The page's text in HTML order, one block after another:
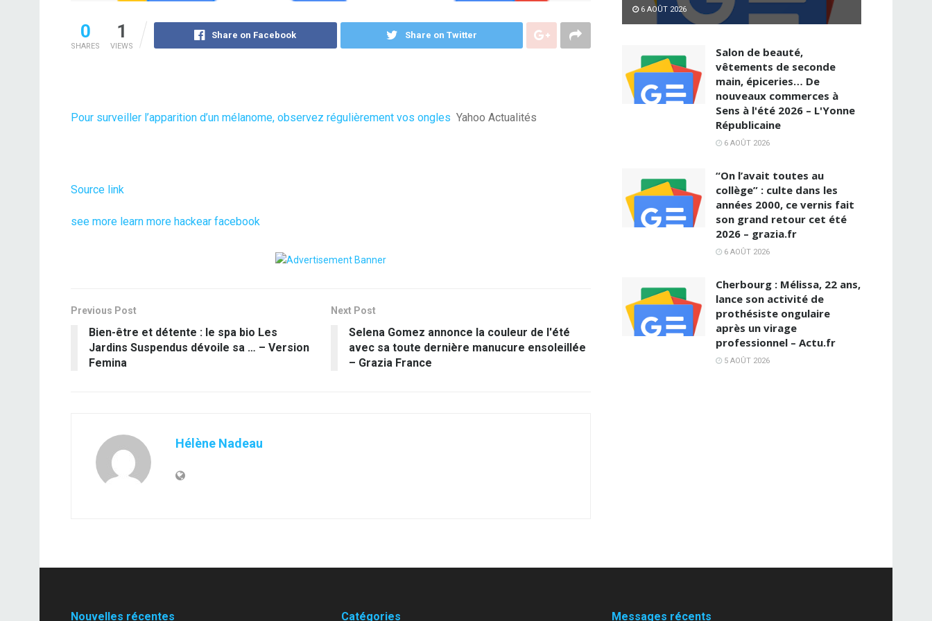
0
SHARES
1
VIEWS
Share on Facebook Share on Twitter
Pour surveiller l’apparition d’un mélanome, observez régulièrement vos ongles Yahoo Actualités
Source link
see more learn more hackear facebook
Previous Post
Bien-être et détente : le spa bio Les
Jardins Suspendus dévoile sa … – Version
Femina
Next Post
Selena Gomez annonce la couleur de l'été
avec sa toute dernière manucure ensoleillée
– Grazia France
Hélène Nadeau
6 AOÛT 2026
Salon de beauté,
vêtements de seconde
main, épiceries… De
nouveaux commerces à
Sens à l'été 2026 – L'Yonne
Républicaine
6 AOÛT 2026
“On l’avait toutes au
collège” : culte dans les
années 2000, ce vernis fait
son grand retour cet été
2026 – grazia.fr
6 AOÛT 2026
Cherbourg : Mélissa, 22 ans,
lance son activité de
prothésiste ongulaire
après un virage
professionnel – Actu.fr
5 AOÛT 2026
Nouvelles récentes Catégories Messages récents